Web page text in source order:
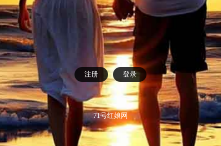
注册 登录
71号红娘网